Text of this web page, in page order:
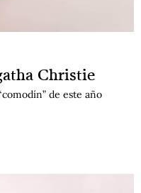
Christie
de este año